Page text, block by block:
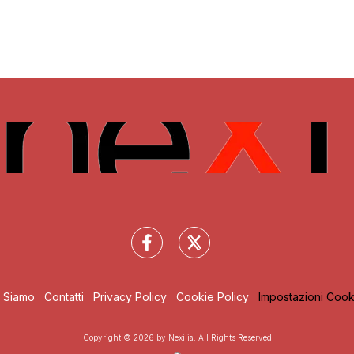
Siamo Contatti Privacy Policy Cookie Policy Impostazioni
Copyright © 2026 by Nexilia. All Rights Reserved